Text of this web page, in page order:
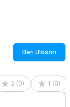
Beri Ulasan
2 (0) 1 (0)